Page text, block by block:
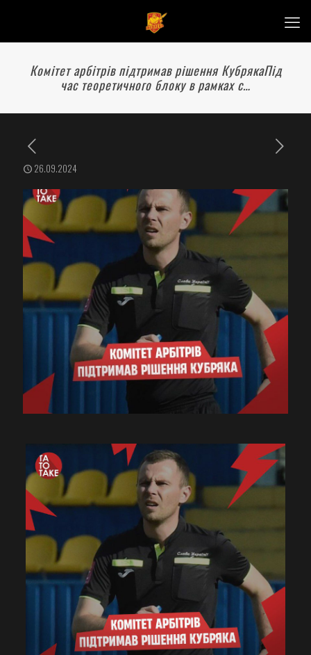
Комітет арбітрів підтримав рішення КубрякаПід
час теоретичного блоку в рамках с…
26.09.2024